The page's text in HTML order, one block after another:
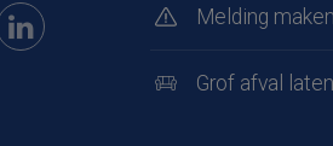
Facebookop Instagram
onze pagina op Youtube
Bekijk onze pagina op LinkedIn
Melding maken
Grof afval